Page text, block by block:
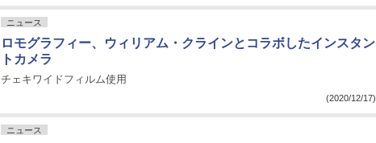
ニュース
ロモグラフィー、ウィリアム・クラインとコラボしたインスタン
トカメラ
チェキワイドフィルム使用
(2020/12/17)
ニュース